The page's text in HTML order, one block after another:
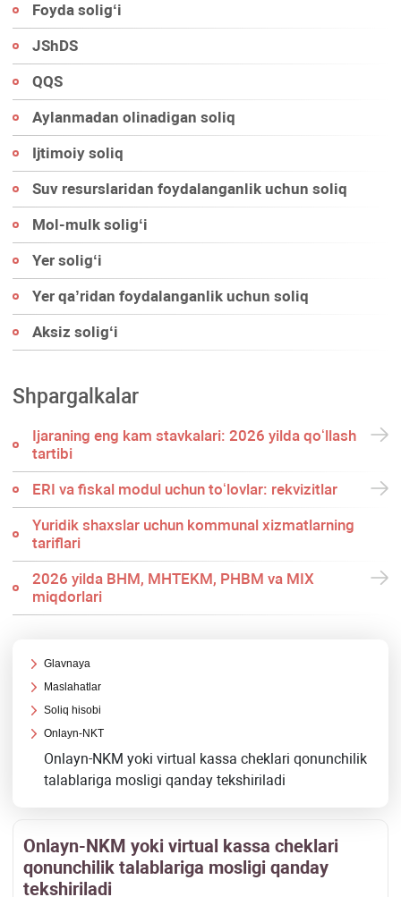
Foyda soligʻi
JShDS
QQS
Aylanmadan olinadigan soliq
Ijtimoiy soliq
Suv resurslaridan foydalanganlik uchun soliq
Mol-mulk soligʻi
Yer soligʻi
Yer qa’ridan foydalanganlik uchun soliq
Aksiz soligʻi
Shpargalkalar
Ijaraning eng kam stavkalari: 2026 yilda qoʻllash
tartibi
ERI va fiskal modul uchun toʻlovlar: rekvizitlar
Yuridik shaхslar uchun kommunal хizmatlarning
tariflari
2026 yilda BHM, MHTEKM, PHBM va MIX
miqdorlari
Glavnaya
Maslahatlar
Soliq hisobi
Onlayn-NKT
Onlayn-NKM yoki virtual kassa cheklari qonunchilik
talablariga mosligi qanday tekshiriladi
Onlayn-NKM yoki virtual kassa cheklari
qonunchilik talablariga mosligi qanday
tekshiriladi